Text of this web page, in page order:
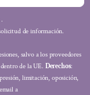
de información.
salvo a los proveedores
de la UE. Derechos:
limitación, oposición,
a